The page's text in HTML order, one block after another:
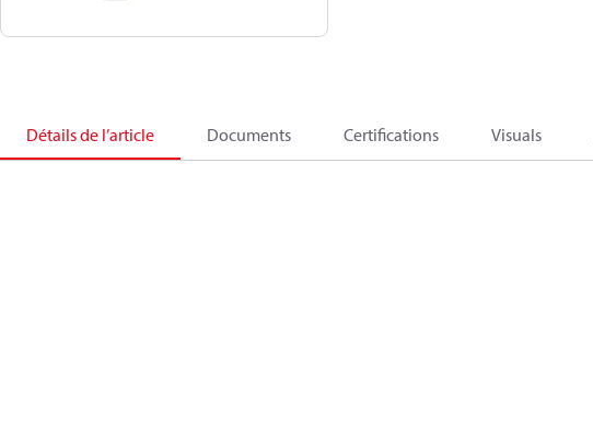
Détails de l’article Documents Certifications Visuals